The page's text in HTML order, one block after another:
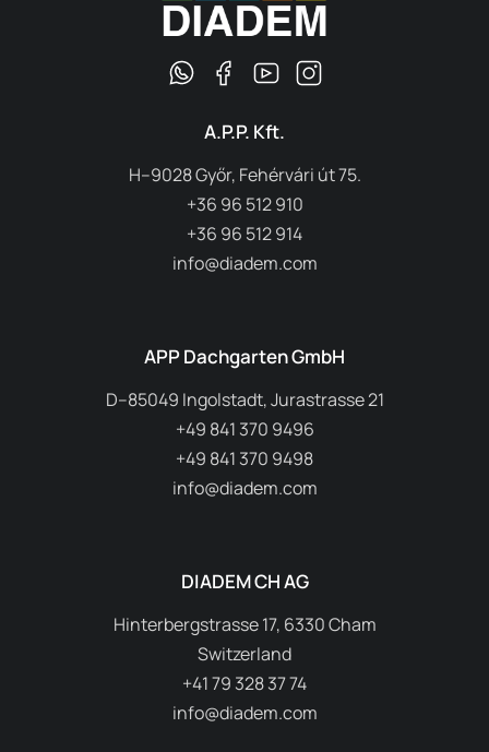
A.P.P. Kft.
H–9028 Győr, Fehérvári út 75.
+36 96 512 910
+36 96 512 914
info@diadem.com
APP Dachgarten GmbH
D–85049 Ingolstadt, Jurastrasse 21
+49 841 370 9496
+49 841 370 9498
info@diadem.com
DIADEM CH AG
Hinterbergstrasse 17, 6330 Cham
Switzerland
+41 79 328 37 74
info@diadem.com